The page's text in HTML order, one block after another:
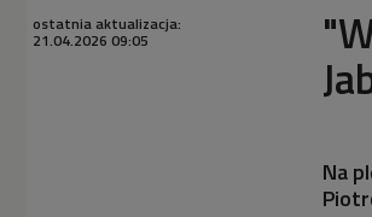
ostatnia aktualizacja:
21.04.2026 09:05
Na